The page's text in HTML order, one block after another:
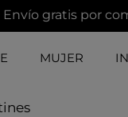
Envío gratis por
MUJER